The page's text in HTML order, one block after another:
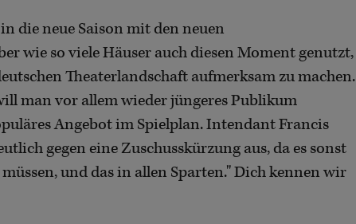
die neue Saison mit den neuen
wie so viele Häuser auch diesen Moment genutzt,
Theaterlandschaft aufmerksam zu machen.
man vor allem wieder jüngeres Publikum
Angebot im Spielplan. Intendant Francis
gegen eine Zuschusskürzung aus, da es sonst
und das in allen Sparten." Dich kennen wir